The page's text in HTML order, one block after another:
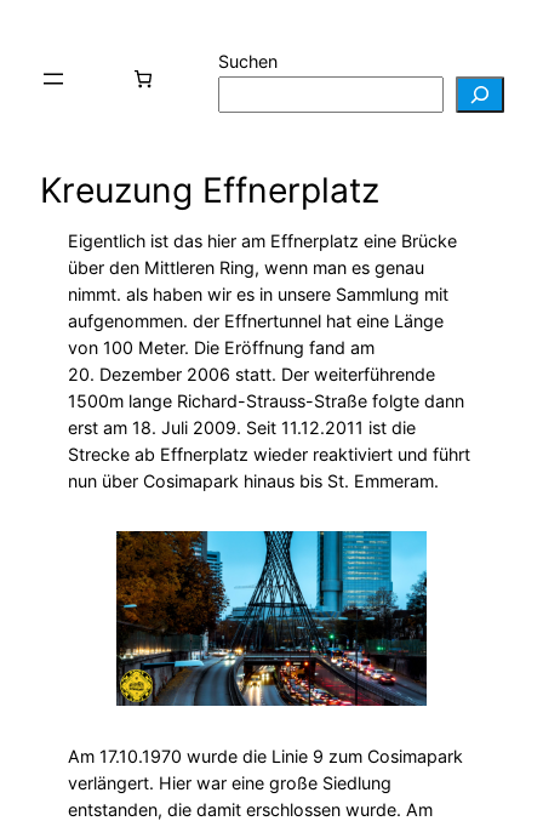
Suchen
Kreuzung Effnerplatz
Eigentlich ist das hier am Effnerplatz eine Brücke
über den Mittleren Ring, wenn man es genau
nimmt. als haben wir es in unsere Sammlung mit
aufgenommen. der Effnertunnel hat eine Länge
von 100 Meter. Die Eröffnung fand am
20. Dezember 2006 statt. Der weiterführende
1500m lange Richard-Strauss-Straße folgte dann
erst am 18. Juli 2009. Seit 11.12.2011 ist die
Strecke ab Effnerplatz wieder reaktiviert und führt
nun über Cosimapark hinaus bis St. Emmeram.
Am 17.10.1970 wurde die Linie 9 zum Cosimapark
verlängert. Hier war eine große Siedlung
entstanden, die damit erschlossen wurde. Am